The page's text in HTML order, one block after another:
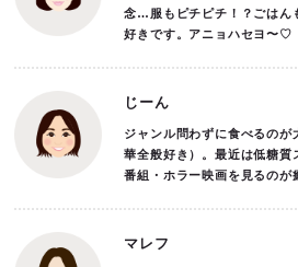
念…服もピチピチ！？ごはん
好きです。アニョハセヨ〜♡
じーん
ジャンル問わずに食べるのが
華全般好き）。最近は低糖質
番組・ホラー映画を見るのが
マレフ